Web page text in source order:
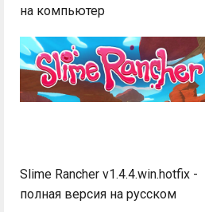
на компьютер
Slime Rancher v1.4.4.win.hotfix -
полная версия на русском